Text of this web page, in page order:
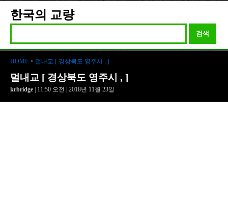
한국의 교량
검색
HOME > 멀내교 [ 경상북도 영주시 , ]
멀내교 [ 경상북도 영주시 , ]
krbridge | 11:50 오전 | 2018년 11월 23일